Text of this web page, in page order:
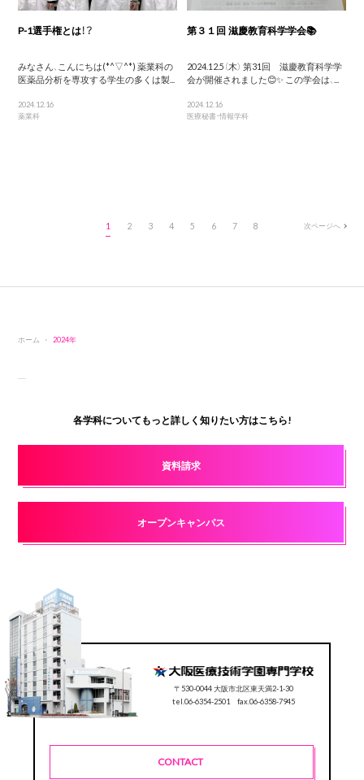
P-1選手権とは！？
みなさん、こんにちは(*^▽^*) 薬業科の
医薬品分析を専攻する学生の多くは製...
2024.12.16
薬業科
第３１回 滋慶教育科学学会📚
2024.12.5（木） 第31回 滋慶教育科学学
会が開催されました😊✨ この学会は、...
2024.12.16
医療秘書・情報学科
1 2 3 4 5 6 7 8 次ページへ
ホーム 2024年
各学科についてもっと詳しく知りたい方はこちら!
資料請求
オープンキャンパス
〒530-0044 大阪市北区東天満2-1-30
tel.06-6354-2501 fax.06-6358-7945
CONTACT